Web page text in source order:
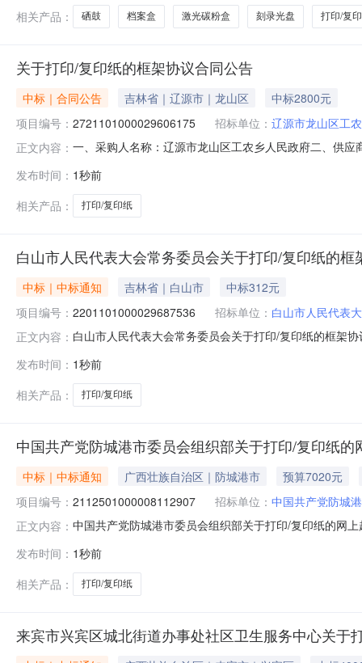
相关产品：
硒鼓 档案盒 激光碳粉盒 刻录光盘 打印/复
关于打印/复印纸的框架协议合同公告
中标｜合同公告 吉林省｜辽源市｜龙山区
中标2800元
项目编号： 2721101000029606175 招标单位： 辽源市龙山区工
正文内容： 一、采购人名称：辽源市龙山区工农乡人民政府二、供
28.001002800服务要求或标的基本概况：七、其它事项
发布时间： 1秒前
相关产品：
打印/复印纸
白山市人民代表大会常务委员会关于打印/复印纸的
中标｜中标通知 吉林省｜白山市
中标312元
项目编号： 2201101000029687536 招标单位： 白山市人民代表
正文内容： 白山市人民代表大会常务委员会关于打印/复印纸的框架
总额（元）:项目所在行政区划编码:220699项目所在行
发布时间： 1秒前
相关产品：
打印/复印纸
中国共产党防城港市委员会组织部关于打印/复印纸
中标｜中标通知 广西壮族自治区｜防城港市
预算7020元
项目编号： 2112501000008112907 招标单位： 中国共产党防城
正文内容： 中国共产党防城港市委员会组织部关于打印/复印纸的网
编号:2112501000008112907项目联系人:冉轲项目联系
发布时间： 1秒前
相关产品：
打印/复印纸
来宾市兴宾区城北街道办事处社区卫生服务中心关于